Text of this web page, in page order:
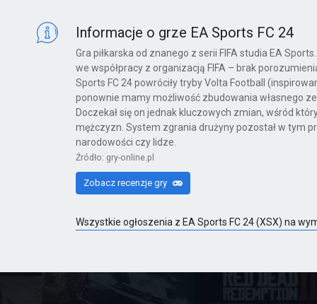
Far Cry 6: Yara Edition
PS4
PS4
Informacje o grze EA Sports FC 24
Gra piłkarska od znanego z serii FIFA studia EA
we współpracy z organizacją FIFA – brak
Sports FC 24 powróciły tryby Volta Football
ponownie mamy możliwość zbudowania własnego
Doczekał się on jednak kluczowych zmian, wśród
mężczyzn. System zgrania drużyny pozostał w tym
narodowości czy lidze.
Źródło: gry-online.pl
Zobacz recenzje gry
Wszystkie ogłoszenia z EA Sports FC 24 (XSX) na